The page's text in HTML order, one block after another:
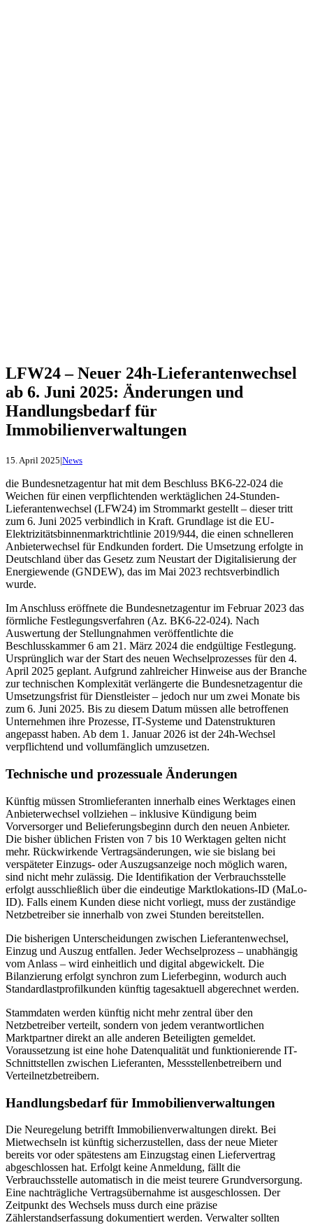
LFW24 – Neuer 24h-Lieferantenwechsel
ab 6. Juni 2025: Änderungen und
Handlungsbedarf für
Immobilienverwaltungen
15. April 2025|News
die Bundesnetzagentur hat mit dem Beschluss BK6-22-024 die
Weichen für einen verpflichtenden werktäglichen 24-Stunden-
Lieferantenwechsel (LFW24) im Strommarkt gestellt – dieser tritt
zum 6. Juni 2025 verbindlich in Kraft. Grundlage ist die EU-
Elektrizitätsbinnenmarktrichtlinie 2019/944, die einen schnelleren
Anbieterwechsel für Endkunden fordert. Die Umsetzung erfolgte in
Deutschland über das Gesetz zum Neustart der Digitalisierung der
Energiewende (GNDEW), das im Mai 2023 rechtsverbindlich
wurde.
Im Anschluss eröffnete die Bundesnetzagentur im Februar 2023 das
förmliche Festlegungsverfahren (Az. BK6-22-024). Nach
Auswertung der Stellungnahmen veröffentlichte die
Beschlusskammer 6 am 21. März 2024 die endgültige Festlegung.
Ursprünglich war der Start des neuen Wechselprozesses für den 4.
April 2025 geplant. Aufgrund zahlreicher Hinweise aus der Branche
zur technischen Komplexität verlängerte die Bundesnetzagentur die
Umsetzungsfrist für Dienstleister – jedoch nur um zwei Monate bis
zum 6. Juni 2025. Bis zu diesem Datum müssen alle betroffenen
Unternehmen ihre Prozesse, IT-Systeme und Datenstrukturen
angepasst haben. Ab dem 1. Januar 2026 ist der 24h-Wechsel
verpflichtend und vollumfänglich umzusetzen.
Technische und prozessuale Änderungen
Künftig müssen Stromlieferanten innerhalb eines Werktages einen
Anbieterwechsel vollziehen – inklusive Kündigung beim
Vorversorger und Belieferungsbeginn durch den neuen Anbieter.
Die bisher üblichen Fristen von 7 bis 10 Werktagen gelten nicht
mehr. Rückwirkende Vertragsänderungen, wie sie bislang bei
verspäteter Einzugs- oder Auszugsanzeige noch möglich waren,
sind nicht mehr zulässig. Die Identifikation der Verbrauchsstelle
erfolgt ausschließlich über die eindeutige Marktlokations-ID (MaLo-
ID). Falls einem Kunden diese nicht vorliegt, muss der zuständige
Netzbetreiber sie innerhalb von zwei Stunden bereitstellen.
Die bisherigen Unterscheidungen zwischen Lieferantenwechsel,
Einzug und Auszug entfallen. Jeder Wechselprozess – unabhängig
vom Anlass – wird einheitlich und digital abgewickelt. Die
Bilanzierung erfolgt synchron zum Lieferbeginn, wodurch auch
Standardlastprofilkunden künftig tagesaktuell abgerechnet werden.
Stammdaten werden künftig nicht mehr zentral über den
Netzbetreiber verteilt, sondern von jedem verantwortlichen
Marktpartner direkt an alle anderen Beteiligten gemeldet.
Voraussetzung ist eine hohe Datenqualität und funktionierende IT-
Schnittstellen zwischen Lieferanten, Messstellenbetreibern und
Verteilnetzbetreibern.
Handlungsbedarf für Immobilienverwaltungen
Die Neuregelung betrifft Immobilienverwaltungen direkt. Bei
Mietwechseln ist künftig sicherzustellen, dass der neue Mieter
bereits vor oder spätestens am Einzugstag einen Liefervertrag
abgeschlossen hat. Erfolgt keine Anmeldung, fällt die
Verbrauchsstelle automatisch in die meist teurere Grundversorgung.
Eine nachträgliche Vertragsübernahme ist ausgeschlossen. Der
Zeitpunkt des Wechsels muss durch eine präzise
Zählerstandserfassung dokumentiert werden. Verwalter sollten